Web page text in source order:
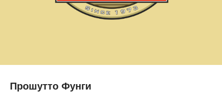
Прошутто Фунги